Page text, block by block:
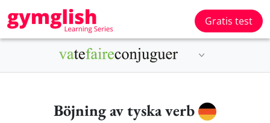
Gratis test
Böjning av tyska verb